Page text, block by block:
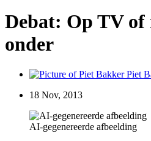
Debat: Op TV of
onder
Piet
18 Nov, 2013
AI-gegenereerde afbeelding